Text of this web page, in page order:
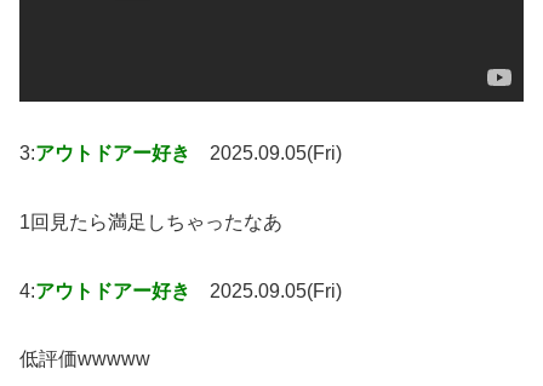
3:アウトドアー好き 2025.09.05(Fri)
1回見たら満足しちゃったなあ
4:アウトドアー好き 2025.09.05(Fri)
低評価wwwww